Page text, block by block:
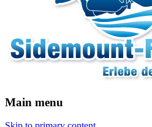
Main menu